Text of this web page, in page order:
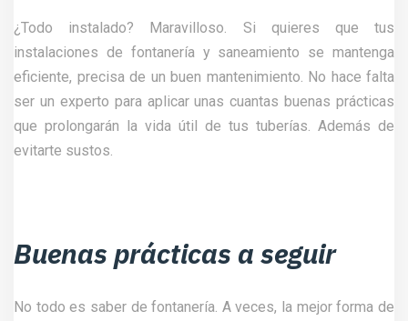
¿Todo instalado? Maravilloso. Si quieres que tus
instalaciones de fontanería y saneamiento se mantenga
eficiente, precisa de un buen mantenimiento. No hace falta
ser un experto para aplicar unas cuantas buenas prácticas
que prolongarán la vida útil de tus tuberías. Además de
evitarte sustos.
Buenas prácticas a seguir
No todo es saber de fontanería. A veces, la mejor forma de